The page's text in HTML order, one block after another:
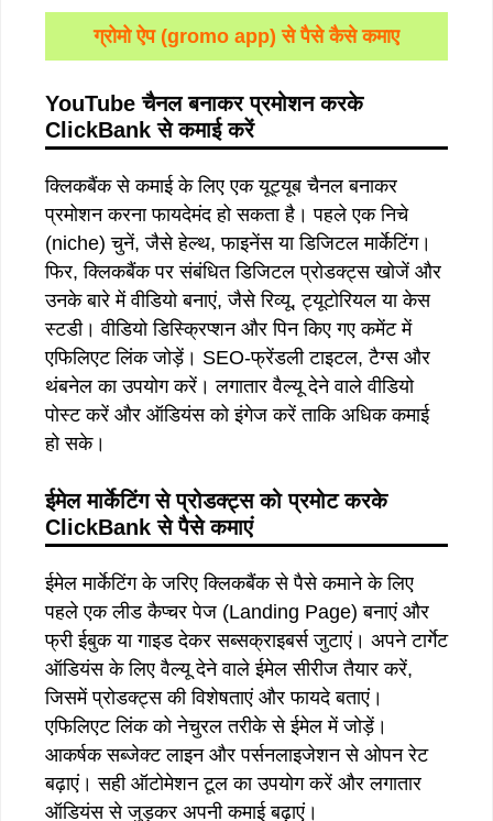
ग्रोमो ऐप (gromo app) से पैसे कैसे कमाए
YouTubeचैनल बनाकर प्रमोशन करके
ClickBankसे कमाई करें
क्लिकबैंक से कमाई के लिए एक यूट्यूब चैनल बनाकर
प्रमोशन करना फायदेमंद हो सकता है। पहले एक निचे
(niche) चुनें, जैसे हेल्थ, फाइनेंस या डिजिटल मार्केटिंग।
फिर, क्लिकबैंक पर संबंधित डिजिटल प्रोडक्ट्स खोजें और
उनके बारे में वीडियो बनाएं, जैसे रिव्यू, ट्यूटोरियल या केस
स्टडी। वीडियो डिस्क्रिप्शन और पिन किए गए कमेंट में
एफिलिएट लिंक जोड़ें। SEO-फ्रेंडली टाइटल, टैग्स और
थंबनेल का उपयोग करें। लगातार वैल्यू देने वाले वीडियो
पोस्ट करें और ऑडियंस को इंगेज करें ताकि अधिक कमाई
हो सके।
ईमेल मार्केटिंग से प्रोडक्ट्स को प्रमोट करके
ClickBankसे पैसे कमाएं
ईमेल मार्केटिंग के जरिए क्लिकबैंक से पैसे कमाने के लिए
पहले एक लीड कैप्चर पेज (Landing Page) बनाएं और
फ्री ईबुक या गाइड देकर सब्सक्राइबर्स जुटाएं। अपने टार्गेट
ऑडियंस के लिए वैल्यू देने वाले ईमेल सीरीज तैयार करें,
जिसमें प्रोडक्ट्स की विशेषताएं और फायदे बताएं।
एफिलिएट लिंक को नेचुरल तरीके से ईमेल में जोड़ें।
आकर्षक सब्जेक्ट लाइन और पर्सनलाइजेशन से ओपन रेट
बढ़ाएं। सही ऑटोमेशन टूल का उपयोग करें और लगातार
ऑडियंस से जुड़कर अपनी कमाई बढ़ाएं।